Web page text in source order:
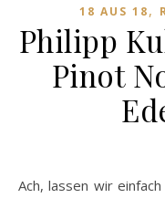
18 AUS 18,
Philipp
Pinot
Ach, lassen wir einfach die unnötige Herleitung und sagen,